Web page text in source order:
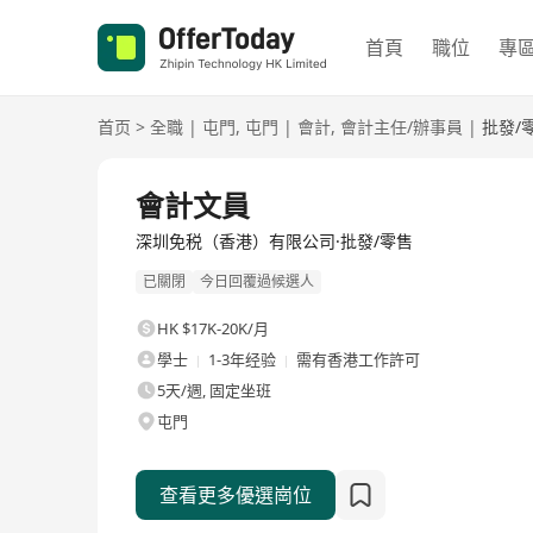
首頁 職位 專
首页 > 全職 | 屯門, 屯門 | 會計, 會計主任/辦事員 | 批發/
會計文員
深圳免税（香港）有限公司·批發/零售
已關閉 今日回覆過候選人
HK $17K-20K/月
學士
1-3年经验
需有香港工作許可
5天/週, 固定坐班
屯門
查看更多優選崗位